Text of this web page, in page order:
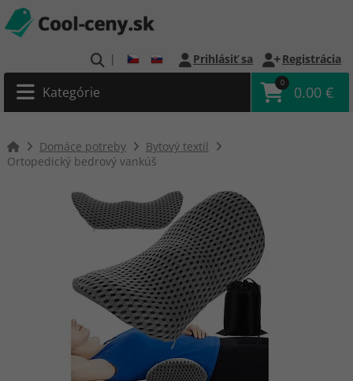
| Prihlásiť sa Registrácia
Kategórie
0
0.00 €
Domáce potreby
Bytový textil
Ortopedický bedrový vankúš